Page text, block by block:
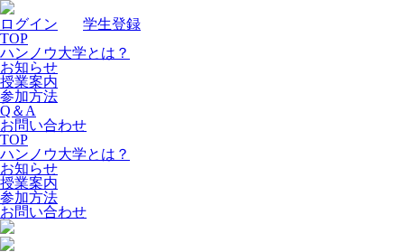
ログイン
学生登録
TOP
ハンノウ大学とは？
お知らせ
授業案内
参加方法
Q＆A
お問い合わせ
TOP
ハンノウ大学とは？
お知らせ
授業案内
参加方法
お問い合わせ